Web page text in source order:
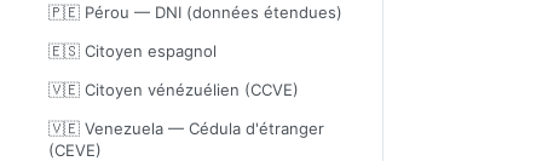
🇵🇪 Pérou — DNI (données étendues)
🇪🇸 Citoyen espagnol
🇻🇪 Citoyen vénézuélien (CCVE)
🇻🇪 Venezuela — Cédula d'étranger
(CEVE)